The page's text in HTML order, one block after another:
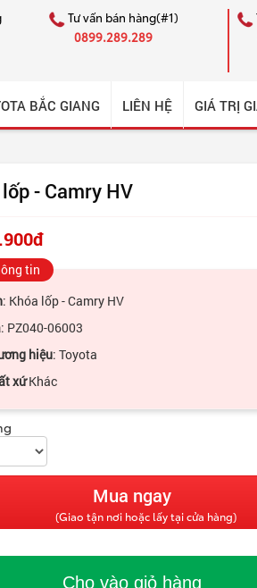
Tư vấn bán hàng(#1)
0899.289.289
BẮC GIANG LIÊN HỆ GIÁ TRỊ
- Camry HV
tin
: Khóa lốp - Camry HV
: PZ040-06003
hiệu: Toyota
xứKhác
(Giao tận nơi hoặc lấy tại cửa hàng)